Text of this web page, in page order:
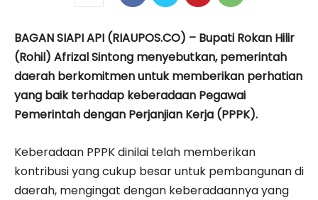
BAGAN SIAPI API (RIAUPOS.CO) – Bupati Rokan Hilir
(Rohil) Afrizal Sintong menyebutkan, pemerintah
daerah berkomitmen untuk memberikan perhatian
yang baik terhadap keberadaan Pegawai
Pemerintah dengan Perjanjian Kerja (PPPK).
Keberadaan PPPK dinilai telah memberikan
kontribusi yang cukup besar untuk pembangunan di
daerah, mengingat dengan keberadaannya yang